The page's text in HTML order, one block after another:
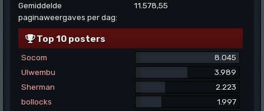
Gemiddelde
paginaweergaves per dag:
11.578,55
Top 10 posters
Socom
8.045
Ulwembu
3.989
Sherman
2.223
bollocks
1.997